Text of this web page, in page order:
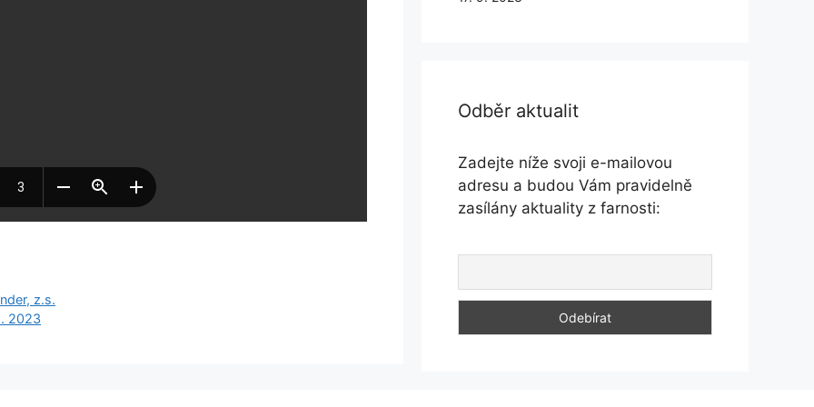
z.s.
2023
Odběr aktualit
Zadejte níže svoji e-mailovou
adresu a budou Vám pravidelně
zasílány aktuality z farnosti: